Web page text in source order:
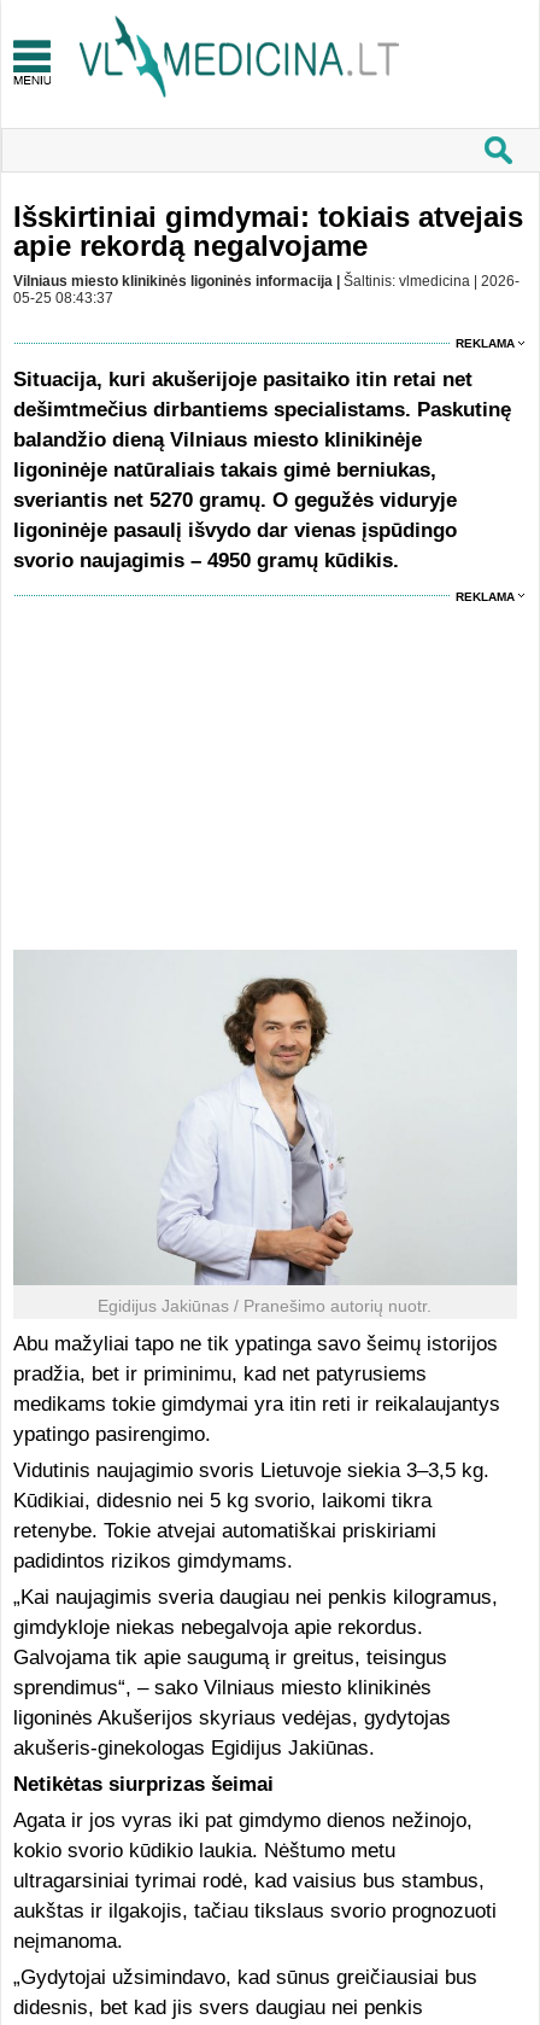
Išskirtiniai gimdymai: tokiais atvejais
apie rekordą negalvojame
Vilniaus miesto klinikinės ligoninės informacija | Šaltinis: vlmedicina | 2026-
05-25 08:43:37
REKLAMA
Situacija, kuri akušerijoje pasitaiko itin retai net
dešimtmečius dirbantiems specialistams. Paskutinę
balandžio dieną Vilniaus miesto klinikinėje
ligoninėje natūraliais takais gimė berniukas,
sveriantis net 5270 gramų. O gegužės viduryje
ligoninėje pasaulį išvydo dar vienas įspūdingo
svorio naujagimis – 4950 gramų kūdikis.
REKLAMA
Egidijus Jakiūnas / Pranešimo autorių nuotr.
Abu mažyliai tapo ne tik ypatinga savo šeimų istorijos
pradžia, bet ir priminimu, kad net patyrusiems
medikams tokie gimdymai yra itin reti ir reikalaujantys
ypatingo pasirengimo.
Vidutinis naujagimio svoris Lietuvoje siekia 3–3,5 kg.
Kūdikiai, didesnio nei 5 kg svorio, laikomi tikra
retenybe. Tokie atvejai automatiškai priskiriami
padidintos rizikos gimdymams.
„Kai naujagimis sveria daugiau nei penkis kilogramus,
gimdykloje niekas nebegalvoja apie rekordus.
Galvojama tik apie saugumą ir greitus, teisingus
sprendimus“, – sako Vilniaus miesto klinikinės
ligoninės Akušerijos skyriaus vedėjas, gydytojas
akušeris-ginekologas Egidijus Jakiūnas.
Netikėtas siurprizas šeimai
Agata ir jos vyras iki pat gimdymo dienos nežinojo,
kokio svorio kūdikio laukia. Nėštumo metu
ultragarsiniai tyrimai rodė, kad vaisius bus stambus,
aukštas ir ilgakojis, tačiau tikslaus svorio prognozuoti
neįmanoma.
„Gydytojai užsimindavo, kad sūnus greičiausiai bus
didesnis, bet kad jis svers daugiau nei penkis